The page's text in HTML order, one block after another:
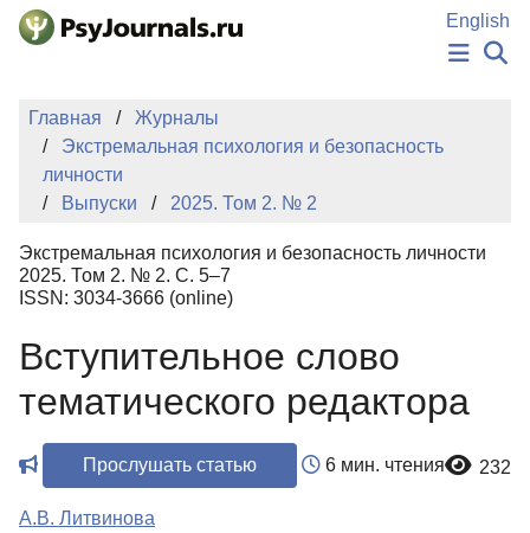
Перейти к основному содержанию
English
НОВОСТИ
БАЗА ЗНАНИЙ
КЛЮЧЕВЫЕ СЛОВА
Регистрация
Главная
Журналы
Экстремальная психология и безопасность
личности
Выпуски
2025. Том 2. № 2
Экстремальная психология и безопасность личности
2025. Том 2. № 2. С. 5–7
ISSN: 3034-3666 (online)
Вступительное слово
тематического редактора
Прослушать статью 6 мин. чтения 232
А.В. Литвинова